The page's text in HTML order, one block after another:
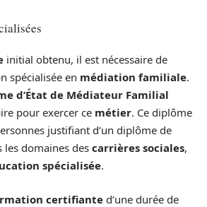
initial obtenu, il est nécessaire de
spécialisée en médiation familiale.
d’État de Médiateur Familial
pour exercer ce métier. Ce diplôme
justifiant d’un diplôme de
les domaines des carrières sociales,
spécialisée.
certifiante d’une durée de